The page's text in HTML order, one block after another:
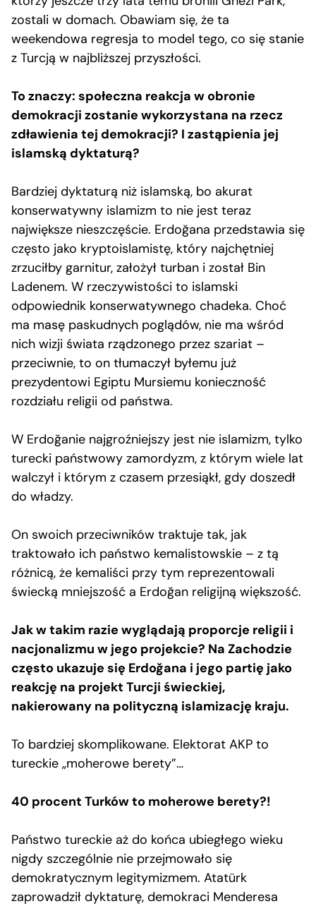
zostali w domach. Obawiam się, że ta
weekendowa regresja to model tego, co się stanie
z Turcją w najbliższej przyszłości.
To znaczy: społeczna reakcja w obronie
demokracji zostanie wykorzystana na rzecz
zdławienia tej demokracji? I zastąpienia jej
islamską dyktaturą?
Bardziej dyktaturą niż islamską, bo akurat
konserwatywny islamizm to nie jest teraz
największe nieszczęście. Erdoğana przedstawia się
często jako kryptoislamistę, który najchętniej
zrzuciłby garnitur, założył turban i został Bin
Ladenem. W rzeczywistości to islamski
odpowiednik konserwatywnego chadeka. Choć
ma masę paskudnych poglądów, nie ma wśród
nich wizji świata rządzonego przez szariat –
przeciwnie, to on tłumaczył byłemu już
prezydentowi Egiptu Mursiemu konieczność
rozdziału religii od państwa.
W Erdoğanie najgroźniejszy jest nie islamizm, tylko
turecki państwowy zamordyzm, z którym wiele lat
walczył i którym z czasem przesiąkł, gdy doszedł
do władzy.
On swoich przeciwników traktuje tak, jak
traktowało ich państwo kemalistowskie – z tą
różnicą, że kemaliści przy tym reprezentowali
świecką mniejszość a Erdoğan religijną większość.
Jak w takim razie wyglądają proporcje religii i
nacjonalizmu w jego projekcie? Na Zachodzie
często ukazuje się Erdoğana i jego partię jako
reakcję na projekt Turcji świeckiej,
nakierowany na polityczną islamizację kraju.
To bardziej skomplikowane. Elektorat AKP to
tureckie „moherowe berety”…
40 procent Turków to moherowe berety?!
Państwo tureckie aż do końca ubiegłego wieku
nigdy szczególnie nie przejmowało się
demokratycznym legitymizmem. Atatürk
zaprowadził dyktaturę, demokraci Menderesa